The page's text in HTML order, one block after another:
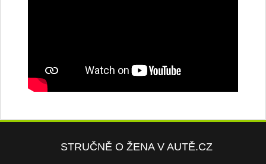
STRUČNĚ O ŽENA V AUTĚ.CZ